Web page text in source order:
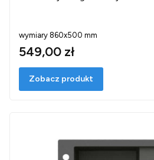
wymiary 860x500 mm
549,00 zł
Zobacz produkt